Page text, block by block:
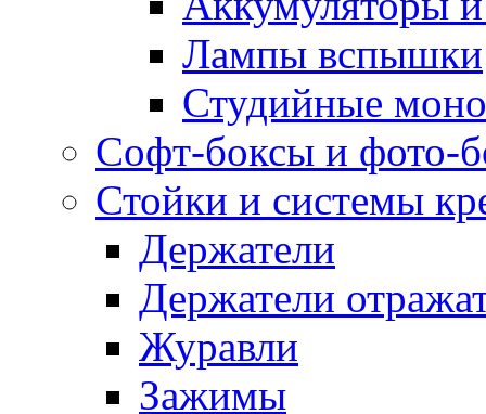
Лампы вспышки
Студийные
Софт-боксы и фото-
Стойки и системы
Держатели
Держатели
Журавли
Зажимы